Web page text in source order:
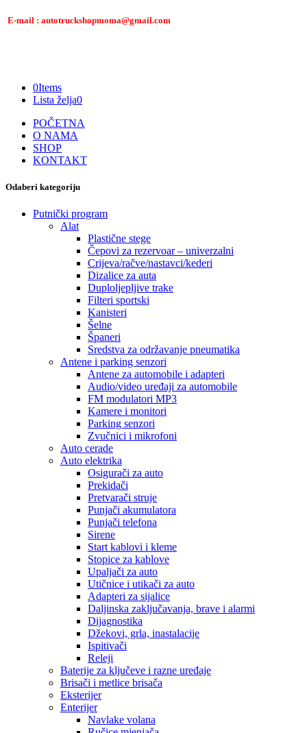
E-mail : autotruckshopmoma@gmail.com
0Items
Lista želja0
POČETNA
O NAMA
SHOP
KONTAKT
Odaberi kategoriju
Putnički program
Alat
Plastične stege
Čepovi za rezervoar – univerzalni
Crijeva/račve/nastavci/kederi
Dizalice za auta
Duploljepljive trake
Filteri sportski
Kanisteri
Šelne
Španeri
Sredstva za održavanje pneumatika
Antene i parking senzori
Antene za automobile i adapteri
Audio/video uređaji za automobile
FM modulatori MP3
Kamere i monitori
Parking senzori
Zvučnici i mikrofoni
Auto cerade
Auto elektrika
Osigurači za auto
Prekidači
Pretvarači struje
Punjači akumulatora
Punjači telefona
Sirene
Start kablovi i kleme
Stopice za kablove
Upaljači za auto
Utičnice i utikači za auto
Adapteri za sijalice
Daljinska zaključavanja, brave i alarmi
Dijagnostika
Džekovi, grla, inastalacije
Ispitivači
Releji
Baterije za ključeve i razne uređaje
Brisači i metlice brisača
Eksterijer
Enterijer
Navlake volana